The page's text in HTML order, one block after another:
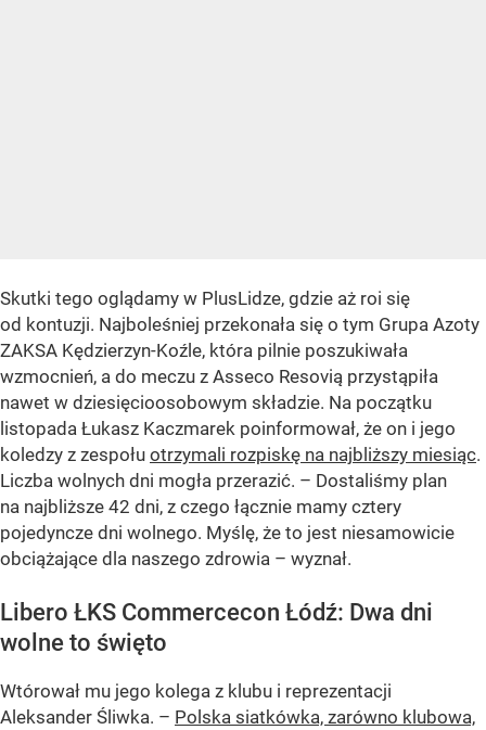
Skutki tego oglądamy w PlusLidze, gdzie aż roi się
od kontuzji. Najboleśniej przekonała się o tym Grupa Azoty
ZAKSA Kędzierzyn-Koźle, która pilnie poszukiwała
wzmocnień, a do meczu z Asseco Resovią przystąpiła
nawet w dziesięcioosobowym składzie. Na początku
listopada Łukasz Kaczmarek poinformował, że on i jego
koledzy z zespołu otrzymali rozpiskę na najbliższy miesiąc.
Liczba wolnych dni mogła przerazić. – Dostaliśmy plan
na najbliższe 42 dni, z czego łącznie mamy cztery
pojedyncze dni wolnego. Myślę, że to jest niesamowicie
obciążające dla naszego zdrowia – wyznał.
Libero ŁKS Commercecon Łódź: Dwa dni
wolne to święto
Wtórował mu jego kolega z klubu i reprezentacji
Aleksander Śliwka. – Polska siatkówka, zarówno klubowa,